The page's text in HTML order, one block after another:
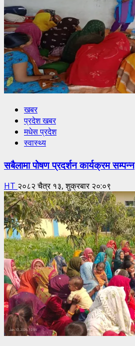
खबर
प्रदेश खबर
मधेस प्रदेश
स्वास्थ्य
सबैलामा पोषण प्रदर्शन कार्यक्रम सम्पन्न
HT २०८२ चैत्र १३, शुक्रबार २०:०९